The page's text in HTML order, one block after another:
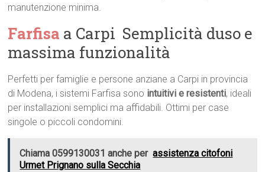
manutenzione minima.
Farfisa a Carpi  Semplicità duso e
massima funzionalità
Perfetti per famiglie e persone anziane a Carpi in provincia
di Modena, i sistemi Farfisa sono intuitivi e resistenti, ideali
per installazioni semplici ma affidabili. Ottimi per case
singole o piccoli condomini.
Chiama 0599130031 anche per assistenza citofoni
Urmet Prignano sulla Secchia